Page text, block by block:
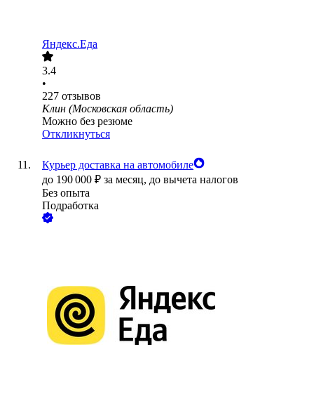
Яндекс.Еда
3.4
•
227 отзывов
Клин (Московская область)
Можно без резюме
Откликнуться
Курьер доставка на автомобиле
до 190 000 ₽ за месяц, до вычета налогов
Без опыта
Подработка